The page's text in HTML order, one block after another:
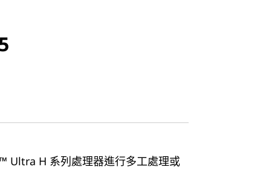
Ultra H 系列處理器進行多工處理或